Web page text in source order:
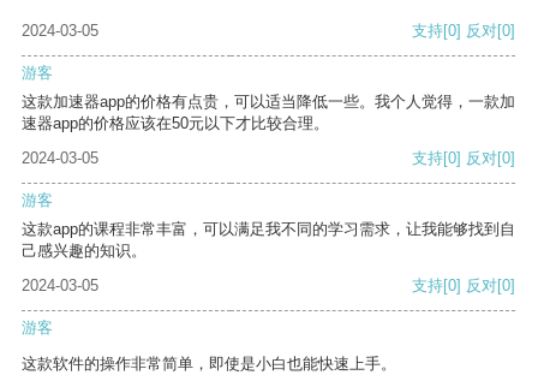
2024-03-05 支持[0] 反对[0]
游客
这款加速器app的价格有点贵，可以适当降低一些。我个人觉得，一款加
速器app的价格应该在50元以下才比较合理。
2024-03-05
支持[0] 反对[0]
游客
这款app的课程非常丰富，可以满足我不同的学习需求，让我能够找到自
己感兴趣的知识。
2024-03-05
支持[0] 反对[0]
游客
这款软件的操作非常简单，即使是小白也能快速上手。